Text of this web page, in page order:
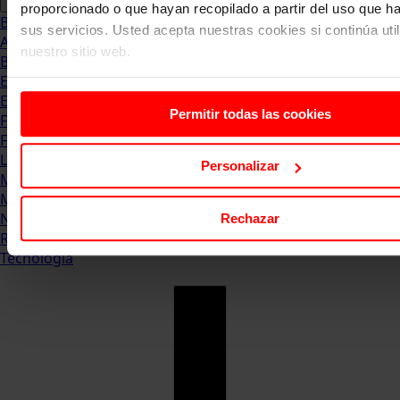
proporcionado o que hayan recopilado a partir del uso que
sus servicios. Usted acepta nuestras cookies si continúa
nuestro sitio web.
Permitir todas las cookies
Personalizar
Rechazar
Blog
Abogacia
Business
Empleo & Emprendimiento
Empresas
Finanzas
Formación & Estudios
Luxury
Management
Marketing & Comunicación
Negocios
Recursos Humanos
Tecnología